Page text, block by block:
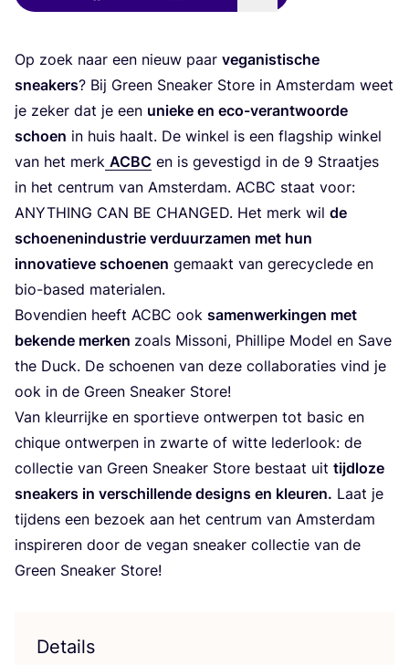
Op zoek naar een nieuw paar vega­nis­ti­sche
snea­kers? Bij Green Snea­ker Sto­re in Amster­dam weet
je zeker dat je een unie­ke en eco-ver­ant­woor­de
schoen in huis haalt. De win­kel is een flagship win­kel
van het merk ACBC en is geves­tigd in de 9 Straat­jes
in het cen­trum van Amster­dam. ACBC staat voor:
ANY­THING CAN BE CHAN­GED. Het merk wil de
schoe­nen­in­du­strie ver­duur­za­men met hun
inno­va­tie­ve schoe­nen gemaakt van gere­cy­cle­de en
bio-based materialen.
Boven­dien heeft ACBC ook samen­wer­kin­gen met
beken­de mer­ken zoals Mis­so­ni, Phil­li­pe Model en Save
the Duck. De schoe­nen van deze col­la­bo­ra­ties vind je
ook in de Green Snea­ker Store!
Van kleur­rij­ke en spor­tie­ve ont­wer­pen tot basic en
chi­que ont­wer­pen in zwar­te of wit­te leder­look: de
col­lec­tie van Green Snea­ker Sto­re bestaat uit tijd­lo­ze
snea­kers in ver­schil­len­de designs en kleu­ren. Laat je
tij­dens een bezoek aan het cen­trum van Amster­dam
inspi­re­ren door de vegan snea­ker col­lec­tie van de
Green Snea­ker Store!
Details